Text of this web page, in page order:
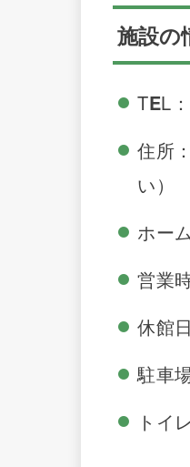
施設の
TEL
住所
い）
ホー
営業
休館
駐車
トイ